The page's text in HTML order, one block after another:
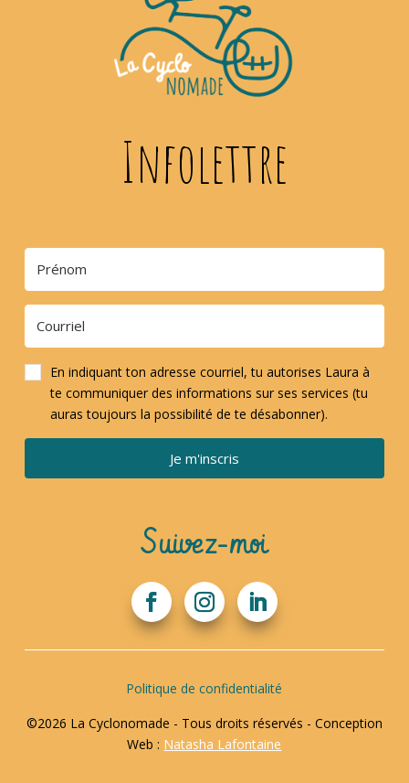
Infolettre
En indiquant ton adresse courriel, tu autorises Laura à
te communiquer des informations sur ses services (tu
auras toujours la possibilité de te désabonner).
Je m'inscris
Suivez-moi
Politique de confidentialité
©2026 La Cyclonomade - Tous droits réservés - Conception
Web : Natasha Lafontaine